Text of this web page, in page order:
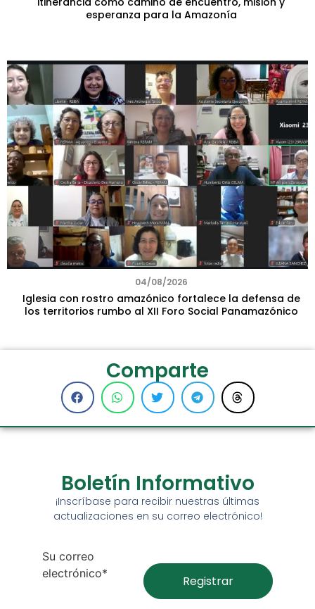
esperanza para la Amazonía
04/08/2026
Iglesia con rostro amazónico fortalece la defensa de
los territorios rumbo al XII Foro Social Panamazónico
Comparte
Boletín Informativo
¡Inscríbase para recibir nuestras últimas
actualizaciones en su correo electrónico!
Su correo
electrónico*